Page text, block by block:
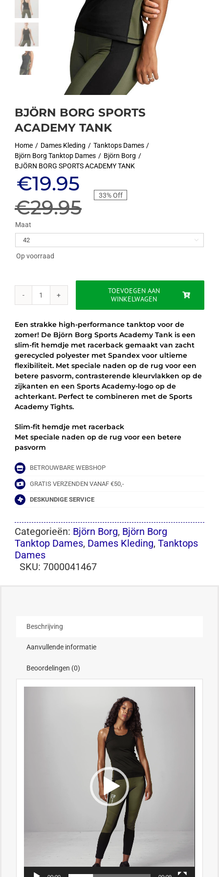
BJÖRN BORG SPORTS
ACADEMY TANK
Home Dames Kleding
Tanktops Dames
Björn Borg Tanktop Dames
Björn Borg
BJÖRN BORG SPORTS ACADEMY TANK
€29.95
Oorspronkelijke
prijs
was:
€29.95.
€19.95
Huidige
prijs
is:
€19.95.
33% Off
Maat

Op voorraad
BJÖRN
SPORTS
ACADEMY
TANK
aantal
TOEVOEGEN AAN
WINKELWAGEN
Een strakke high-performance tanktop voor de
zomer! De Björn Borg Sports Academy Tank is een
slim-fit hemdje met racerback gemaakt van zacht
gerecycled polyester met Spandex voor ultieme
flexibiliteit. Met speciale naden op de rug voor een
betere pasvorm, contrasterende kleurvlakken op de
zijkanten en een Sports Academy-logo op de
achterkant. Perfect te combineren met de Sports
Academy Tights.
Slim-fit hemdje met racerback
Met speciale naden op de rug voor een betere
pasvorm
BETROUWBARE WEBSHOP
GRATIS VERZENDEN VANAF €50,-
DESKUNDIGE SERVICE
Categorieën: Björn Borg, Björn Borg
Tanktop Dames, Dames Kleding, Tanktops
Dames
SKU: 7000041467
Beschrijving
Aanvullende informatie
Beoordelingen (0)